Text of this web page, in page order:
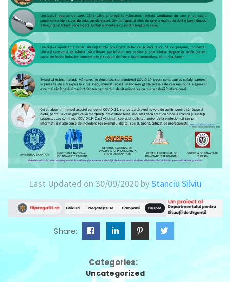
Last Updated on 30/09/2020 byStanciu Silviu
Share:
Categories:
Uncategorized